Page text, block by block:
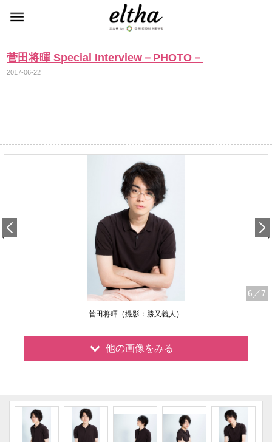
菅田将暉 Special Interview－PHOTO－
2017-06-22
6 ／7
菅田将暉（撮影：勝又義人）
他の画像をみる